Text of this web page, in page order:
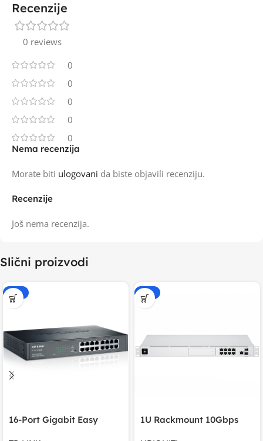
Recenzije
0 reviews
0
0
0
0
0
Recenzije
Još nema recenzija.
Nema recenzija
Morate biti ulogovani da biste objavili recenziju.
Slični proizvodi
-15%
16-Port Gigabit Easy
-20%
1U Rackmount 10Gbps